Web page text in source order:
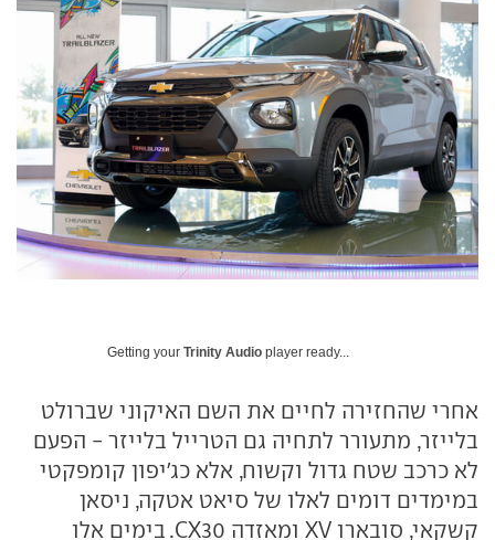
Getting your Trinity Audio player ready...
אחרי שהחזירה לחיים את השם האיקוני שברולט
בלייזר, מתעורר לתחיה גם הטרייל בלייזר - הפעם
לא כרכב שטח גדול וקשוח, אלא כג'יפון קומפקטי
במימדים דומים לאלו של סיאט אטקה, ניסאן
קשקאי, סובארו XV ומאזדה CX30. בימים אלו